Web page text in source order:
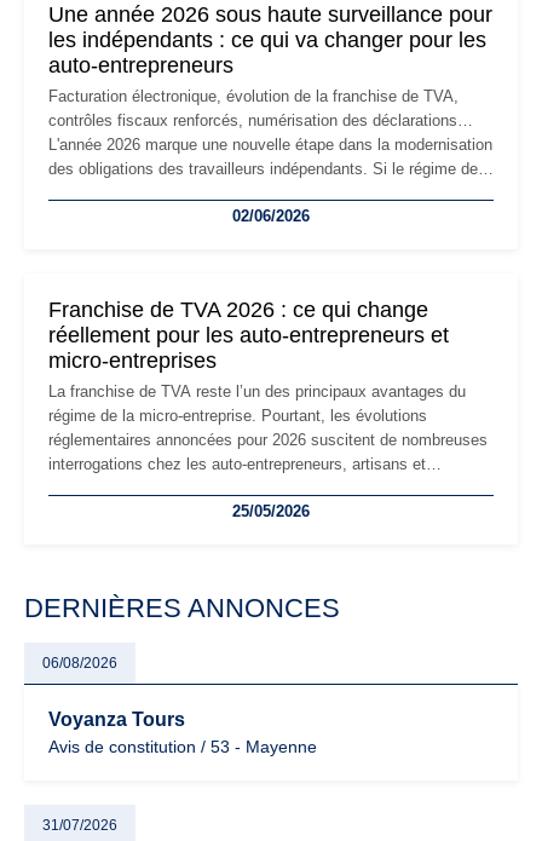
Une année 2026 sous haute surveillance pour
les indépendants : ce qui va changer pour les
auto-entrepreneurs
Facturation électronique, évolution de la franchise de TVA,
contrôles fiscaux renforcés, numérisation des déclarations…
L'année 2026 marque une nouvelle étape dans la modernisation
des obligations des travailleurs indépendants. Si le régime de
les auto-entrepreneurs devront s'adapter à un environnement
02/06/2026
Franchise de TVA 2026 : ce qui change
réellement pour les auto-entrepreneurs et
micro-entreprises
La franchise de TVA reste l’un des principaux avantages du
régime de la micro-entreprise. Pourtant, les évolutions
réglementaires annoncées pour 2026 suscitent de nombreuses
interrogations chez les auto-entrepreneurs, artisans et
facturation ou risque de bascule vers la TVA : les règles
25/05/2026
DERNIÈRES ANNONCES
06/08/2026
Voyanza Tours
Avis de constitution / 53 - Mayenne
31/07/2026